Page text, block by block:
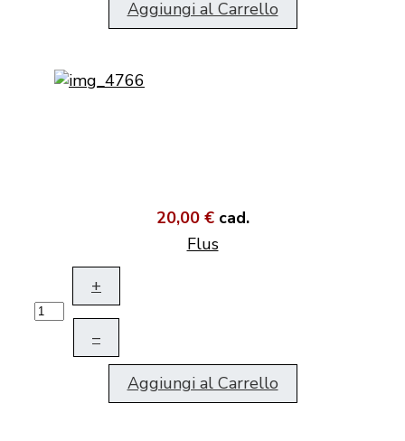
Aggiungi al Carrello
20,00 € cad.
Flus
+
–
Aggiungi al Carrello